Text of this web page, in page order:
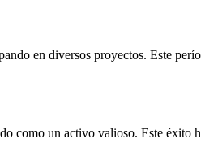
en diversos proyectos. Este
como un activo valioso. Este éxito